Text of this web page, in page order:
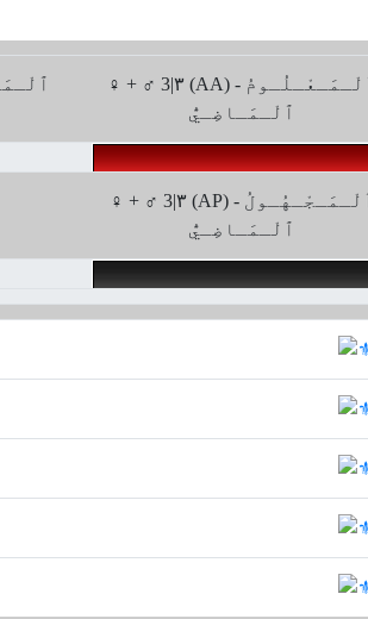
♀ + ♂ 3|۳ (AA) ﭐلْـمَـعْـلُـومُ -
ﭐلْـمَـاضِـيُّ
♀ + ♂ 3|۳ (AP) ﭐلْـمَـجْـهُـولُ -
ﭐلْـمَـاضِـيُّ